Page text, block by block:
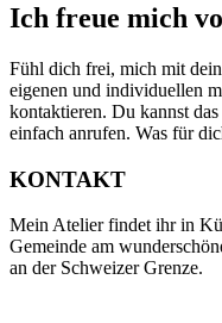
Ich freue mich
Fühl dich frei, mich mit
eigenen und individuellen
kontaktieren. Du kannst
einfach anrufen. Was für
KONTAKT
Mein Atelier findet ihr in
Gemeinde am
an der Schweizer Grenze.